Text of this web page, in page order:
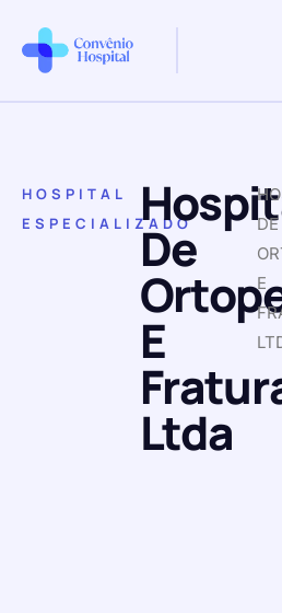
HOSPITAL
ESPECIALIZADO
De
E
Ltda
DE
E